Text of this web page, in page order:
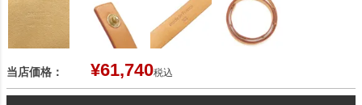
当店価格： ¥61,740税込